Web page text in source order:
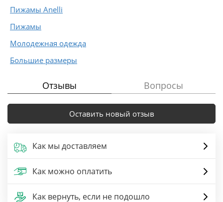
Пижамы Anelli
Пижамы
Молодежная одежда
Большие размеры
Отзывы Вопросы
Оставить новый отзыв
Как мы доставляем
Как можно оплатить
Как вернуть, если не подошло